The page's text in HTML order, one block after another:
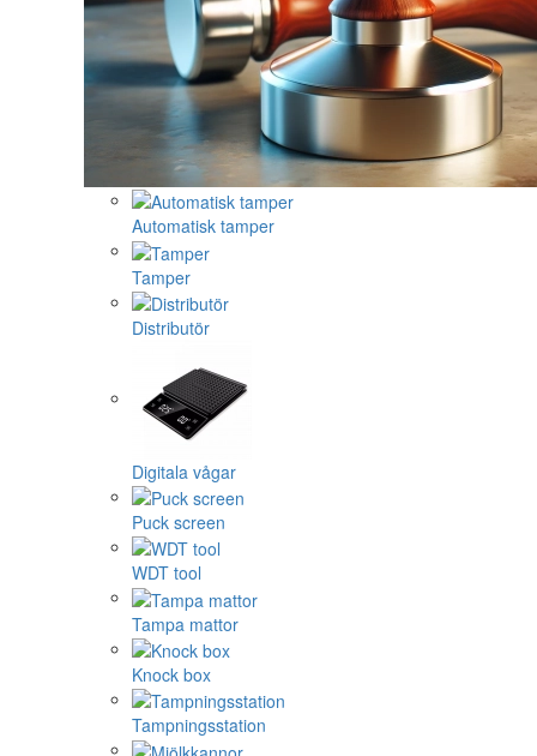
Automatisk tamper
Tamper
Distributör
Digitala vågar
Puck screen
WDT tool
Tampa mattor
Knock box
Tampningsstation